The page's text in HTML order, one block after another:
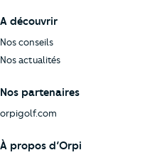
A découvrir
Nos conseils
Nos actualités
Nos partenaires
orpigolf.com
À propos d’Orpi